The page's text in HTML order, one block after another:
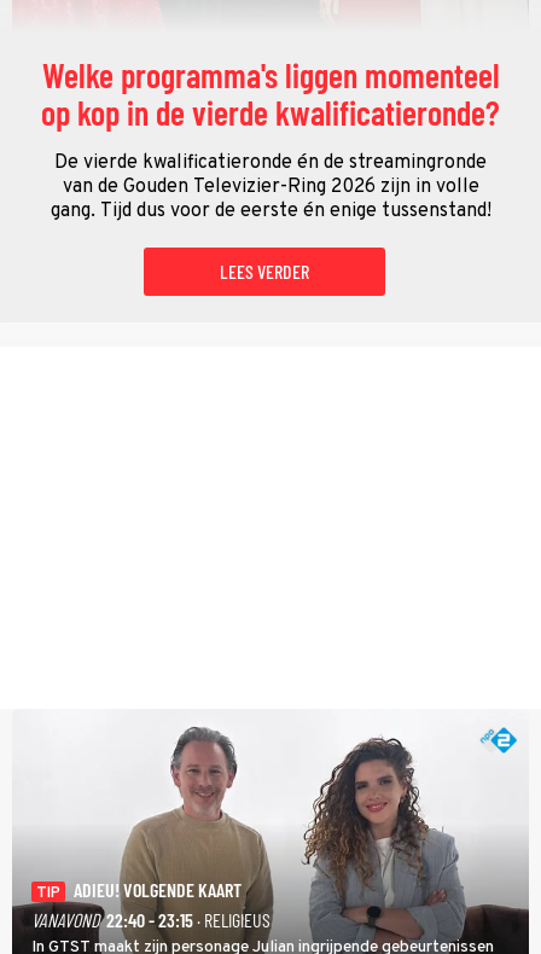
Welke programma's liggen momenteel
op kop in de vierde kwalificatieronde?
De vierde kwalificatieronde én de streamingronde
van de Gouden Televizier-Ring 2026 zijn in volle
gang. Tijd dus voor de eerste én enige tussenstand!
LEES VERDER
TIP
ADIEU! VOLGENDE KAART
VANAVOND 22:40 - 23:15· RELIGIEUS
In GTST maakt zijn personage Julian ingrijpende gebeurtenissen